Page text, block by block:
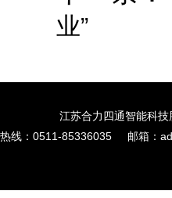
业”
江苏合力四通智能科
线：0511-85336035
邮箱：